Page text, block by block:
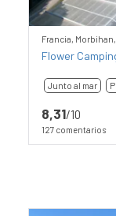
Francia,
Flower
Junto al mar
8,31/10
127 comentarios